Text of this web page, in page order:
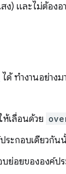
) และไม่ต้องอ
ได้ ทำงานอย่าง
เลื่อนด้วย
ระกอบเดียวกัน
ย่อยขององค์ป